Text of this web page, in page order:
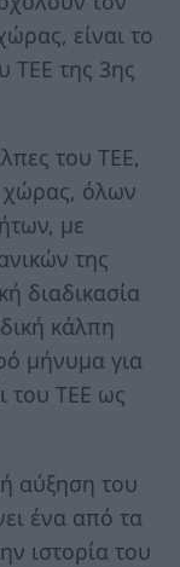
είναι το
ΤΕΕ της 3ης
του ΤΕΕ,
χώρας, όλων
με
της
διαδικασία
κάλπη
μήνυμα για
του ΤΕΕ ως
αύξηση του
ένα από τα
ιστορία του